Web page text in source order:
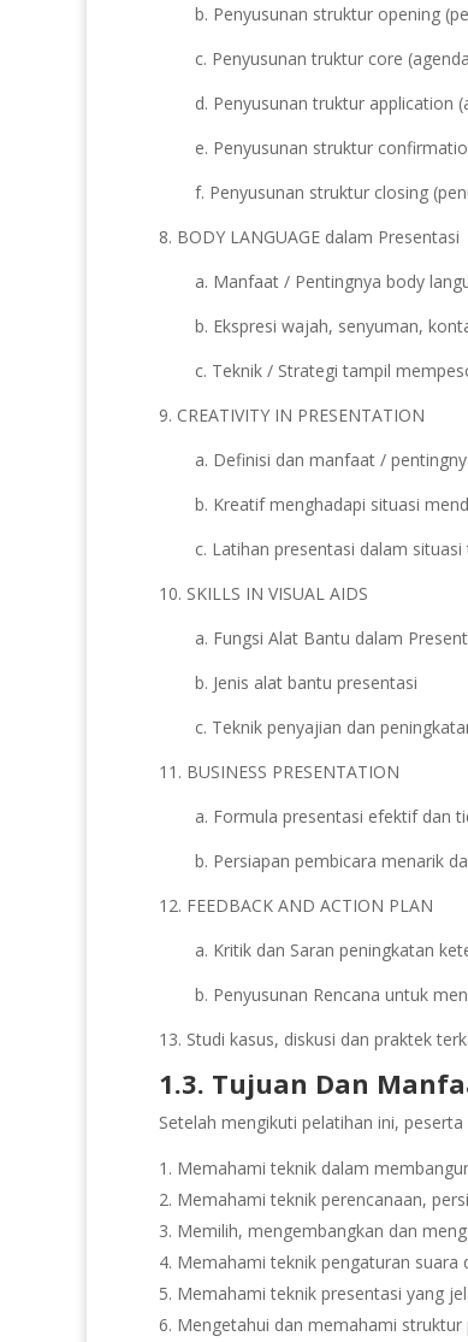
b. Penyusunan struktur opening
c. Penyusunan truktur core
d. Penyusunan truktur application
e. Penyusunan struktur
f. Penyusunan struktur closing
8. BODY LANGUAGE dalam Presentasi
a. Manfaat / Pentingnya body
b. Ekspresi wajah, senyuman,
c. Teknik / Strategi tampil
9. CREATIVITY IN PRESENTATION
a. Definisi dan manfaat /
b. Kreatif menghadapi situasi
c. Latihan presentasi dalam
10. SKILLS IN VISUAL AIDS
a. Fungsi Alat Bantu dalam
b. Jenis alat bantu presentasi
c. Teknik penyajian dan
11. BUSINESS PRESENTATION
a. Formula presentasi efektif dan
b. Persiapan pembicara menarik
12. FEEDBACK AND ACTION PLAN
a. Kritik dan Saran peningkatan
b. Penyusunan Rencana untuk
13. Studi kasus, diskusi dan praktek
1.3. Tujuan Dan
Setelah mengikuti pelatihan ini,
Memahami teknik dalam
Memahami teknik perencanaan,
Memilih, mengembangkan dan
Memahami teknik pengaturan
Memahami teknik presentasi yang
Mengetahui dan memahami